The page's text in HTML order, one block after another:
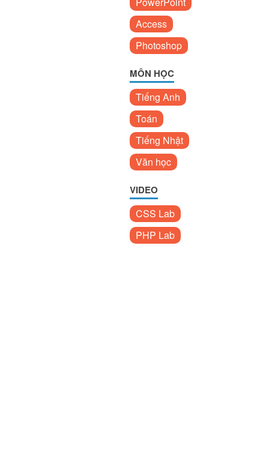
Access
Photoshop
MÔN HỌC
Tiếng Anh
Toán
Tiếng Nhật
Văn học
VIDEO
CSS Lab
PHP Lab